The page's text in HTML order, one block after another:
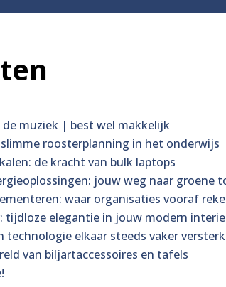
muziek | best wel makkelijk
roosterplanning in het onderwijs
de kracht van bulk laptops
jouw weg naar groene
waar organisaties vooraf
tijdloze elegantie in jouw modern
technologie elkaar steeds vaker
van biljartaccessoires en tafels